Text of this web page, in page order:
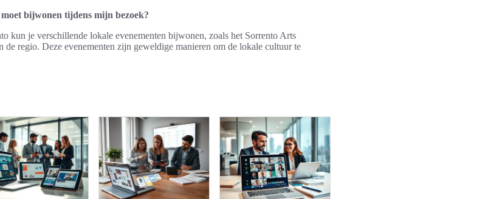
bijwonen tijdens mijn bezoek?
kun je verschillende lokale evenementen bijwonen, zoals het Sorrento Arts
de regio. Deze evenementen zijn geweldige manieren om de lokale cultuur te